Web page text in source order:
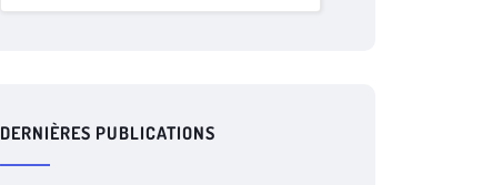
DERNIÈRES PUBLICATIONS